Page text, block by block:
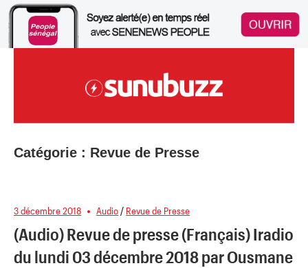
Catégorie : Revue de Presse
3 décembre 2018 Audio / Revue de Presse
(Audio) Revue de presse (Français) Iradio
du lundi 03 décembre 2018 par Ousmane